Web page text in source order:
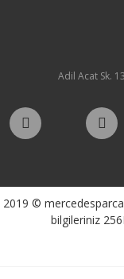
Adil Acat Sk.
2019 ©
bilgileriniz